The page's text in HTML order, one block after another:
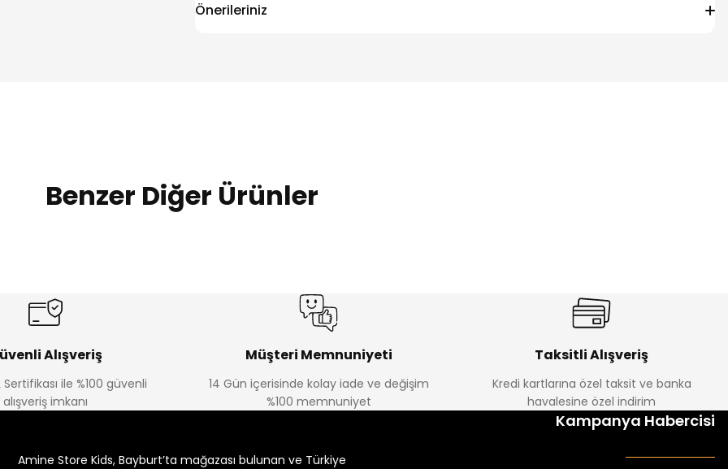
Önerileriniz
Benzer Diğer Ürünler
Yeni
Kampçı Minik Erkek Çocuk 2'li Şortlu Takım
%30
Yeni
%30
Minik Kral Erkek Çocuk 2'li Şortlu Takım
Alışveriş
Sertifikası ile %100 güvenli
alışveriş imkanı
Müşteri Memnuniyeti
14 Gün içerisinde kolay iade ve değişim
%100 memnuniyet
Taksitli Alışveriş
Kredi kartlarına özel taksit ve banka
havalesine özel indirim
Amine Store Kids, Bayburt’ta mağazası bulunan ve Türkiye
Kampanya Habercisi